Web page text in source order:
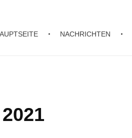
NACHRICHTEN